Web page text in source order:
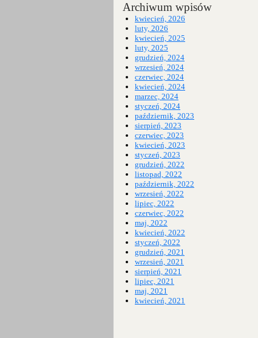
Archiwum wpisów
kwiecień, 2026
luty, 2026
kwiecień, 2025
luty, 2025
grudzień, 2024
wrzesień, 2024
czerwiec, 2024
kwiecień, 2024
marzec, 2024
styczeń, 2024
październik, 2023
sierpień, 2023
czerwiec, 2023
kwiecień, 2023
styczeń, 2023
grudzień, 2022
listopad, 2022
październik, 2022
wrzesień, 2022
lipiec, 2022
czerwiec, 2022
maj, 2022
kwiecień, 2022
styczeń, 2022
grudzień, 2021
wrzesień, 2021
sierpień, 2021
lipiec, 2021
maj, 2021
kwiecień, 2021